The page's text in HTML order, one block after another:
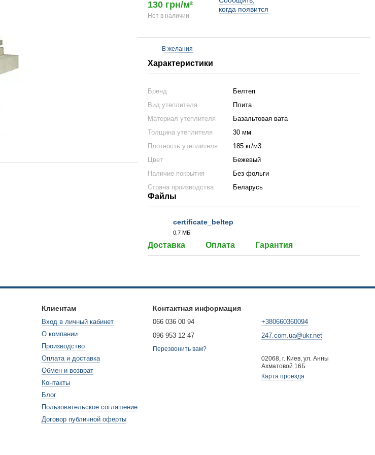
130 грн/м²
Нет в наличии
когда появится
В желания
Характеристики
Бренд
Белтеп
Вид утеплителя
Плита
Материал утеплителя
Базальтовая вата
Толщина утеплителя
30 мм
Плотность утеплителя
185 кг/м3
Цвет
Бежевый
Наличие покрытия
Без фольги
Страна производства
Беларусь
Файлы
certificate_beltep
0.7 МБ
Доставка Оплата Гарантия
Клиентам
Вход в личный кабинет
О компании
Производство
Оплата и доставка
Обмен и возврат
Контакты
Блог
Пользовательское соглашение
Договор публичной оферты
Контактная информация
066 036 00 94
096 953 12 47
Перезвонить вам?
+380660360094
247.com.ua@ukr.net
02068, г. Киев, ул. Анны
Ахматовой 16Б
Карта проезда